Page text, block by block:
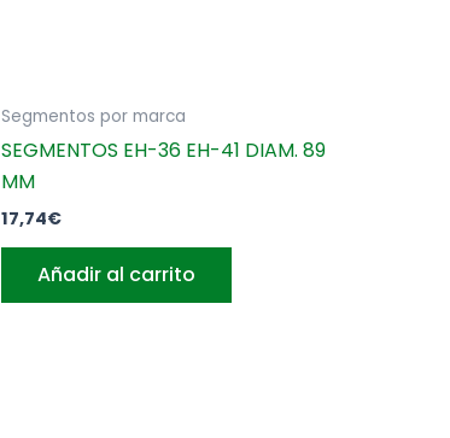
Segmentos por marca
SEGMENTOS EH-36 EH-41 DIAM. 89
MM
17,74€
Añadir al carrito